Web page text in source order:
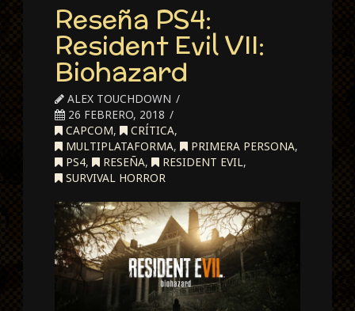
Reseña PS4:
Resident Evil VII:
Biohazard
ALEX TOUCHDOWN
26 FEBRERO, 2018
CAPCOM, CRÍTICA,
MULTIPLATAFORMA, PRIMERA PERSONA,
PS4, RESEÑA, RESIDENT EVIL,
SURVIVAL HORROR